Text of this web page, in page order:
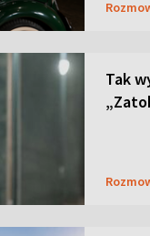
Tak